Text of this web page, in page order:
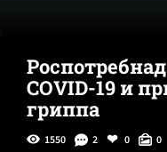
COVID-19 и
гриппа
1550 2 0 0